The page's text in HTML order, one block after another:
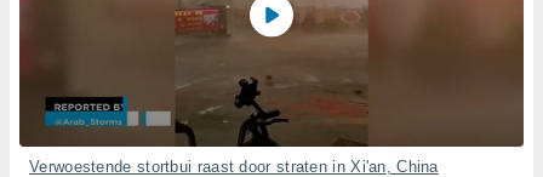
Verwoestende stortbui raast door straten in Xi'an, China